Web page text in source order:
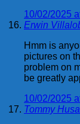
10/02/2025
Erwin
Hmm is
pictures on
problem on
be greatly
10/02/2025
Tommy